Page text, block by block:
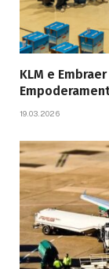
KLM e
19.03.2026